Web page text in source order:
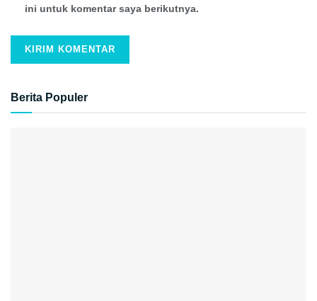
ini untuk komentar saya berikutnya.
Berita Populer